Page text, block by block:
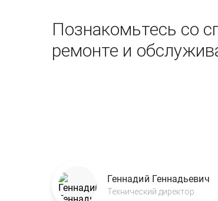
Познакомьтесь со
ремонте и
Геннадий Геннадьевич
Технический директор